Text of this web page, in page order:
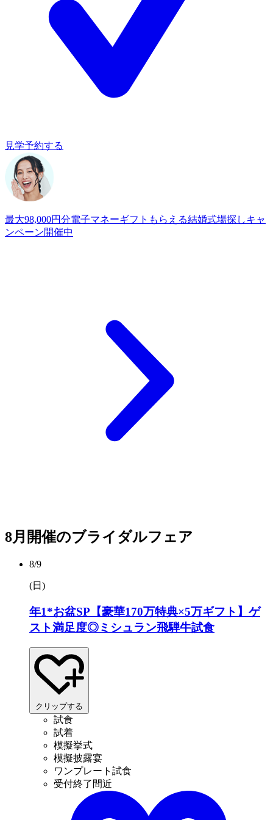
見学予約する
最大98,000円分電子マネーギフトもらえる結婚式場探しキャ
ンペーン開催中
8月開催のブライダルフェア
8/9
(日 )
年1*お盆SP【豪華170万特典×5万ギフト】ゲ
スト満足度◎ミシュラン飛騨牛試食
クリップする
試食
試着
模擬挙式
模擬披露宴
ワンプレート試食
受付終了間近